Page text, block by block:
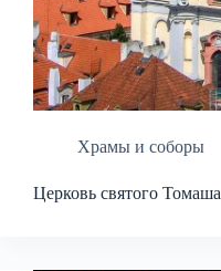
Храмы и соборы
Церковь святого Томаша